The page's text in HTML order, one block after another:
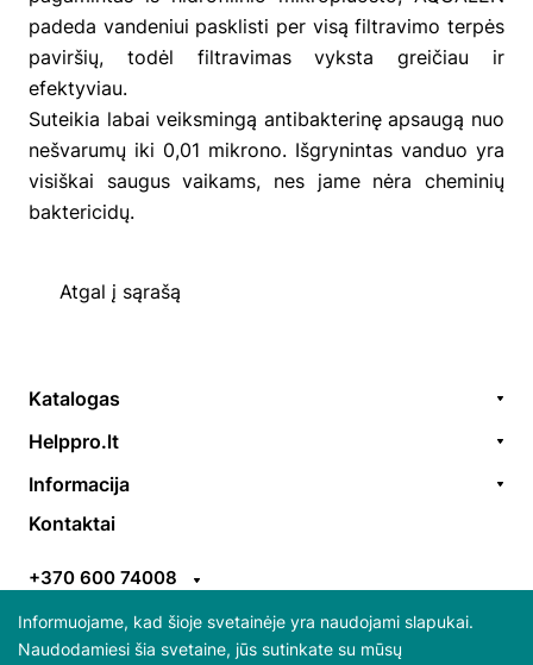
padeda vandeniui pasklisti per visą filtravimo terpės
paviršių, todėl filtravimas vyksta greičiau ir
efektyviau.
Suteikia labai veiksmingą antibakterinę apsaugą nuo
nešvarumų iki 0,01 mikrono. Išgrynintas vanduo yra
visiškai saugus vaikams, nes jame nėra cheminių
baktericidų.
Atgal į sąrašą
Katalogas
Prekės / aksesuarai
Akcijos
Prekiniai ženklai
Helppro.lt
EGS
ES parama
Informacija
Pristatymo taisyklės
Pirkimo-pardavimo taisyklės
Kontaktai
+370 600 74008
info@helppro.lt
Gabijos g. 38, LT-06157 Vilnius
Informuojame, kad šioje svetainėje yra naudojami slapukai.
Naudodamiesi šia svetaine, jūs sutinkate su mūsų